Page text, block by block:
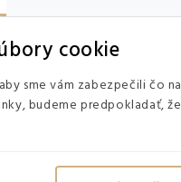
cookie
sme vám zabezpečili čo
budeme predpokladať,